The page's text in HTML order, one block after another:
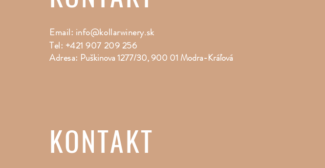
Email: info@kollarwinery.sk
Tel: +421 907 209 256
Adresa: Puškinova 1277/30, 900 01 Modra-Kráľová
KONTAKT